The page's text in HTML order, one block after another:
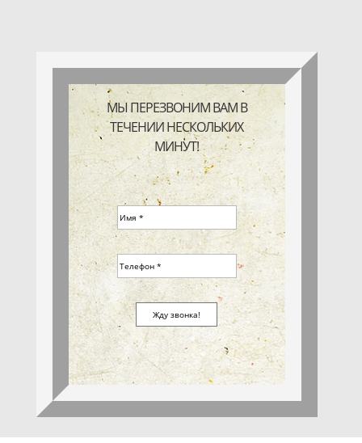
МЫ ПЕРЕЗВОНИМ ВАМ В
ТЕЧЕНИИ НЕСКОЛЬКИХ
МИНУТ!